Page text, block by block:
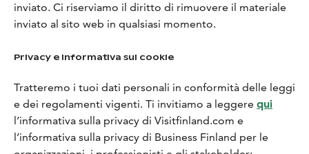
inviato. Ci riserviamo il diritto di rimuovere il materiale
inviato al sito web in qualsiasi momento.
Privacy e informativa sui cookie
Tratteremo i tuoi dati personali in conformità delle leggi
e dei regolamenti vigenti. Ti invitiamo a leggere qui
l’informativa sulla privacy di Visitfinland.com e
l’informativa sulla privacy di Business Finland per le